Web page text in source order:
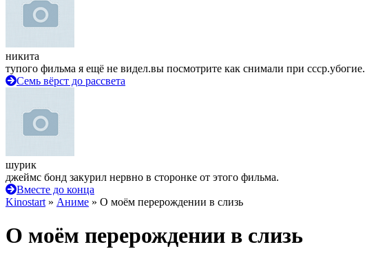
никита
тупого фильма я ещё не видел.вы посмотрите как снимали при ссср.убогие.
Семь вёрст до рассвета
шурик
джеймс бонд закурил нервно в сторонке от этого фильма.
Вместе до конца
Kinostart » Аниме » О моём перерождении в слизь
О моём перерождении в слизь